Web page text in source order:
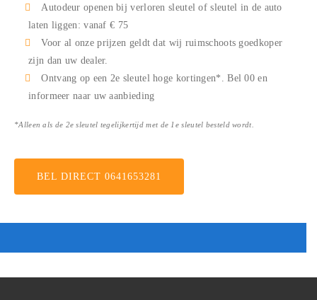
Autodeur openen bij verloren sleutel of sleutel in de auto
laten liggen: vanaf € 75
Voor al onze prijzen geldt dat wij ruimschoots goedkoper
zijn dan uw dealer.
Ontvang op een 2e sleutel hoge kortingen*. Bel00 en
informeer naar uw aanbieding
*Alleen als de 2e sleutel tegelijkertijd met de 1e sleutel besteld wordt.
BEL DIRECT 0641653281